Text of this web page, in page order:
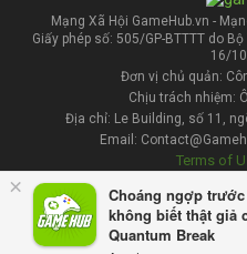
×
Choáng ngợp
không biết thật giả
Quantum Break
Mạng Xã Hội GameHub.vn -
Giấy phép số: 505/GP-BTTTT do
16/
Đơn vị chủ quản:
Chịu trách nhiệm:
Địa chỉ: Le Building, số 11,
Email:
Terms of
Liên